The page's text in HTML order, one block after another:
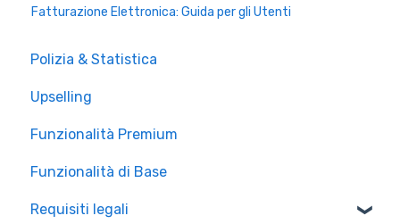
Fatturazione Elettronica: Guida per gli Utenti
Polizia & Statistica
Upselling
Funzionalità Premium
Funzionalità di Base
Requisiti legali